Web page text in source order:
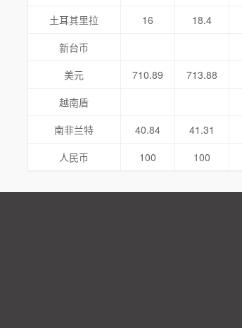
土耳其里拉
16 18.4
新台币
美元
710.89 713.88
越南盾
南非兰特
40.84 41.31
人民币
100 100